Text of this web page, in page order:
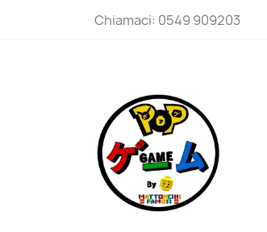
Chiamaci: 0549 909203